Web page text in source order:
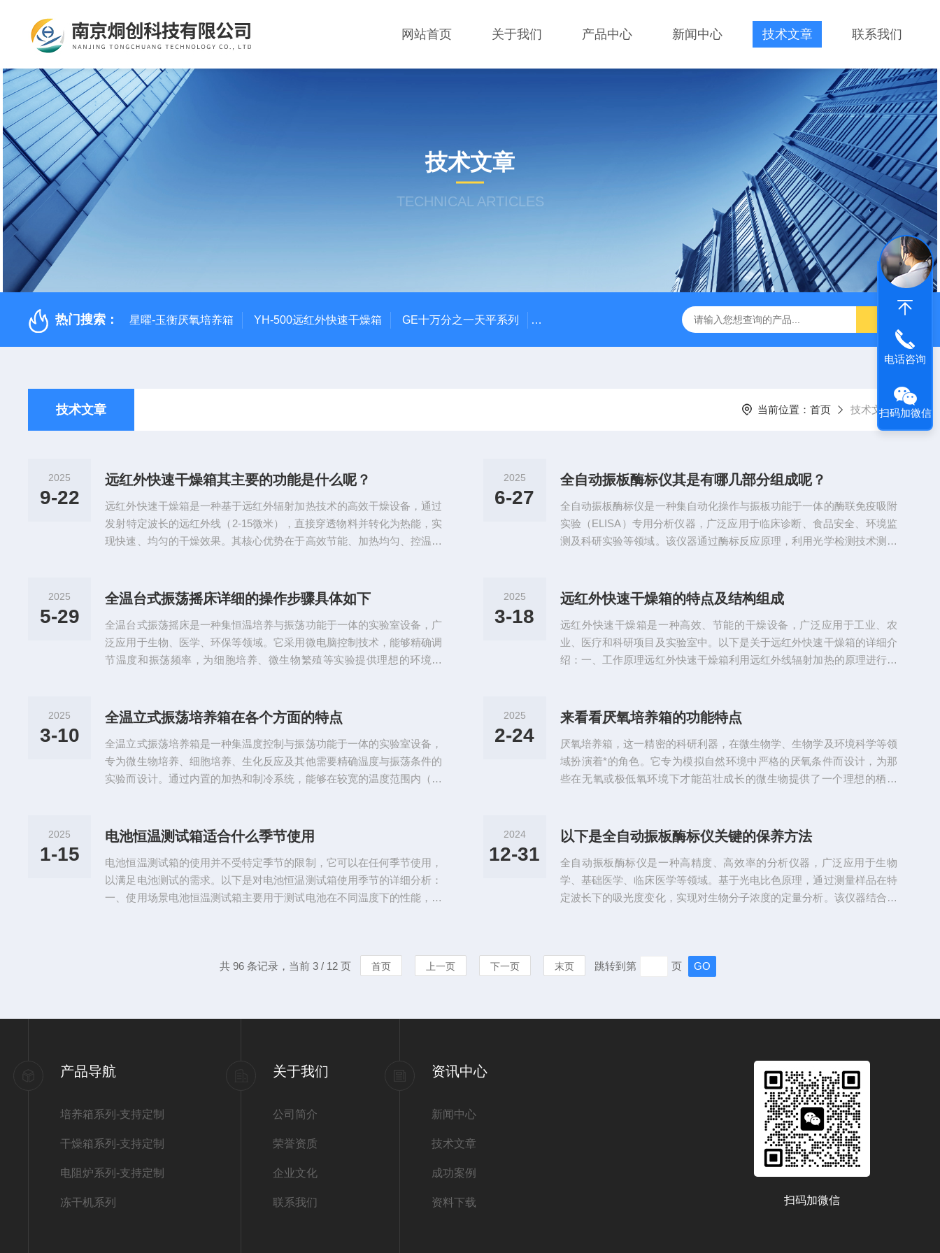
网站首页 关于我们 产品中心 新闻中心 技术文章 联系我们
技术文章
TECHNICAL ARTICLES
热门搜索： 星曜-玉衡厌氧培养箱 YH-500远红外快速干燥箱 GE十万分之一天平系列 电池恒温测试箱 DZF-6090真空干燥箱 星曜-100Y星曜系列药品稳定性试
技术文章 当前位置： 首页 技术文章
2025
9-22
远红外快速干燥箱其主要的功能是什么呢？
远红外快速干燥箱是一种基于远红外辐射加热技术的高效干燥设备，通过
发射特定波长的远红外线（2-15微米），直接穿透物料并转化为热能，实
现快速、均匀的干燥效果。其核心优势在于高效节能、加热均匀、控温精
当其辐射到物料表面时，物料分子吸收能量并产生振动，将振动能转化为
作室间填充硅酸铝保温棉，以实...
2025
6-27
全自动振板酶标仪其是有哪几部分组成呢？
全自动振板酶标仪是一种集自动化操作与振板功能于一体的酶联免疫吸附
实验（ELISA）专用分析仪器，广泛应用于临床诊断、食品安全、环境监
测及科研实验等领域。该仪器通过酶标反应原理，利用光学检测技术测定
探测器）以及自动化控制系统（集成计算机与数据处理模块）。全自动振
自动化，显著减少人工干预...
2025
5-29
全温台式振荡摇床详细的操作步骤具体如下
全温台式振荡摇床是一种集恒温培养与振荡功能于一体的实验室设备，广
泛应用于生物、医学、环保等领域。它采用微电脑控制技术，能够精确调
节温度和振荡频率，为细胞培养、微生物繁殖等实验提供理想的环境条
足不同实验需求。同时，设备采用优质不锈钢内胆和多层密封腔体设计，
景。以下是全温台式振荡摇床的操作步...
2025
3-18
远红外快速干燥箱的特点及结构组成
远红外快速干燥箱是一种高效、节能的干燥设备，广泛应用于工业、农
业、医疗和科研项目及实验室中。以下是关于远红外快速干燥箱的详细介
绍：一、工作原理远红外快速干燥箱利用远红外线辐射加热的原理进行工
些辐射能并产生振动，从而将振动能转化为热能，使物料内部和外部同时
的效果。二、主要特点高效节能：...
2025
3-10
全温立式振荡培养箱在各个方面的特点
全温立式振荡培养箱是一种集温度控制与振荡功能于一体的实验室设备，
专为微生物培养、细胞培养、生化反应及其他需要精确温度与振荡条件的
实验而设计。通过内置的加热和制冷系统，能够在较宽的温度范围内（如
荡，以达到混匀、促进微生物生长或加速化学反应的目的。全温立式振荡
于卧式等其他类型，占用的实验室...
2025
2-24
来看看厌氧培养箱的功能特点
厌氧培养箱，这一精密的科研利器，在微生物学、生物学及环境科学等领
域扮演着*的角色。它专为模拟自然环境中严格的厌氧条件而设计，为那
些在无氧或极低氧环境下才能茁壮成长的微生物提供了一个理想的栖息
的特殊需求。其坚固的外壳与高效的密封设计，有效隔绝外界空气干扰，
提供了清晰的观察视野，使他们能够随...
2025
1-15
电池恒温测试箱适合什么季节使用
电池恒温测试箱的使用并不受特定季节的限制，它可以在任何季节使用，
以满足电池测试的需求。以下是对电池恒温测试箱使用季节的详细分析：
一、使用场景电池恒温测试箱主要用于测试电池在不同温度下的性能，包
度较高，可能会对电池的性能产生一定影响。使用电池恒温测试箱可以模
2024
12-31
以下是全自动振板酶标仪关键的保养方法
全自动振板酶标仪是一种高精度、高效率的分析仪器，广泛应用于生物
学、基础医学、临床医学等领域。基于光电比色原理，通过测量样品在特
定波长下的吸光度变化，实现对生物分子浓度的定量分析。该仪器结合了
洁：使用干净的软布轻轻擦拭仪器表面、导轨和板架，保持整洁。内部清
共 96 条记录，当前 3 / 12 页 首页 上一页 下一页 末页 跳转到第 页
产品导航
培养箱系列-支持定制
干燥箱系列-支持定制
电阻炉系列-支持定制
冻干机系列
关于我们
公司简介
荣誉资质
企业文化
联系我们
资讯中心
新闻中心
技术文章
成功案例
资料下载 扫码加微信
电话咨询
扫码加微信